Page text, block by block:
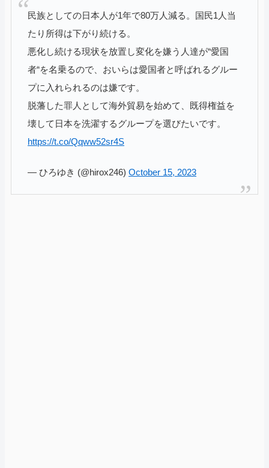
民族としての日本人が1年で80万人減る。国民1人当
たり所得は下がり続ける。
悪化し続ける現状を放置し変化を嫌う人達が“愛国
者“を名乗るので、おいらは愛国者と呼ばれるグルー
プに入れられるのは嫌です。
脱藩した罪人として海外貿易を始めて、既得権益を
壊して日本を洗濯するグループを選びたいです。
https://t.co/Qqww52sr4S
— ひろゆき (@hirox246) October 15, 2023